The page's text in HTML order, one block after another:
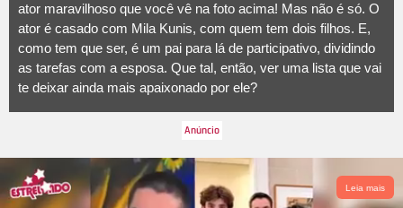
ator maravilhoso que você vê na foto acima! Mas não é só. O
ator é casado com Mila Kunis, com quem tem dois filhos. E,
como tem que ser, é um pai para lá de participativo, dividindo
as tarefas com a esposa. Que tal, então, ver uma lista que vai
te deixar ainda mais apaixonado por ele?
Leia mais